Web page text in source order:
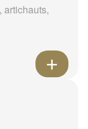
artichauts,